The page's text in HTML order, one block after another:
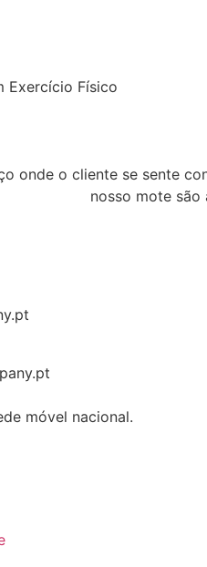
Exercício Físico
onde o cliente se sente
nosso mote
móvel nacional.